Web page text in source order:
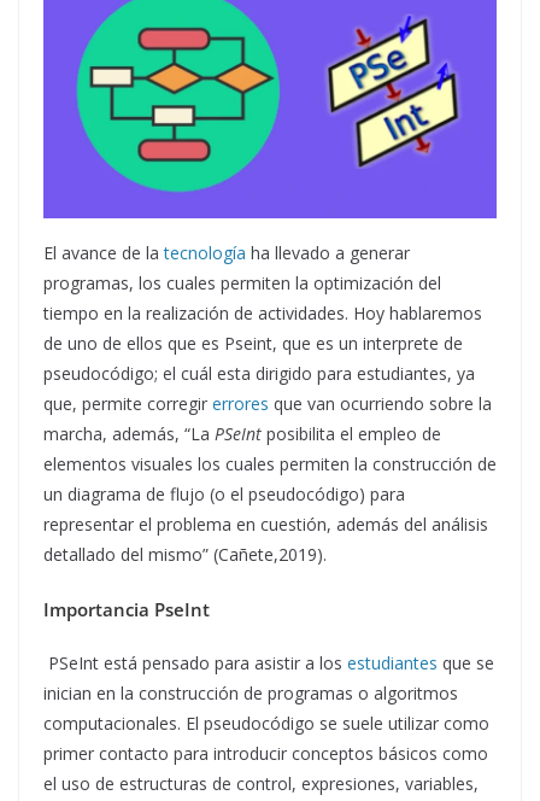
El avance de latecnología ha llevado a generar
programas, los cuales permiten la optimización del
tiempo en la realización de actividades. Hoy hablaremos
de uno de ellos que es Pseint, que es un interprete de
pseudocódigo; el cuál esta dirigido para estudiantes, ya
que, permite corregir errores que van ocurriendo sobre la
marcha, además, “La PSeInt posibilita el empleo de
elementos visuales los cuales permiten la construcción de
un diagrama de flujo (o el pseudocódigo) para
representar el problema en cuestión, además del análisis
detallado del mismo” (Cañete,2019).
Importancia PseInt
PSeInt está pensado para asistir a los estudiantes que se
inician en la construcción de programas o algoritmos
computacionales. El pseudocódigo se suele utilizar como
primer contacto para introducir conceptos básicos como
el uso de estructuras de control, expresiones, variables,